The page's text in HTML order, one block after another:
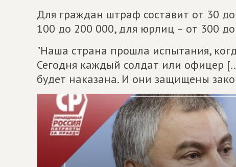
Для граждан штраф составит от 30
100 до 200 000, для юрлиц – от 300
"Наша страна прошла испытания,
Сегодня каждый солдат или офицер
будет наказана. И они защищены